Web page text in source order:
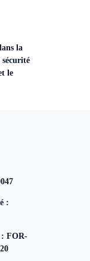
la
sécurité
le
:
: FOR-